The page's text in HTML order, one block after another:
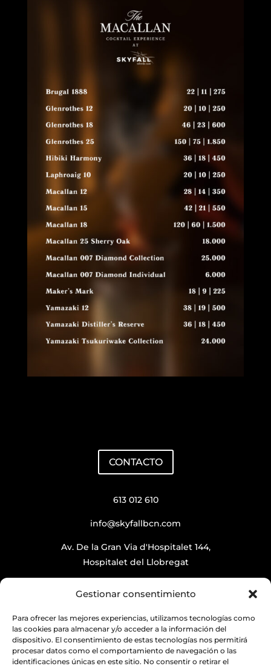
Gestionar consentimiento
Para ofrecer las mejores experiencias, utilizamos tecnologías como
las cookies para almacenar y/o acceder a la información del
dispositivo. El consentimiento de estas tecnologías nos permitirá
procesar datos como el comportamiento de navegación o las
identificaciones únicas en este sitio. No consentir o retirar el
CONTACTO
613 012 610
info@skyfallbcn.com
Av. De la Gran Via d'Hospitalet 144,
Hospitalet del Llobregat
SKYFALL BARCELONAabre:
DE LUNES A JUEVES de 18:00 a 02:00hs